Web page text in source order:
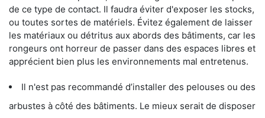
de ce type de contact. Il faudra éviter d'exposer les stocks,
ou toutes sortes de matériels. Évitez également de laisser
les matériaux ou détritus aux abords des bâtiments, car les
rongeurs ont horreur de passer dans des espaces libres et
apprécient bien plus les environnements mal entretenus.
Il n'est pas recommandé d’installer des pelouses ou des
arbustes à côté des bâtiments. Le mieux serait de disposer